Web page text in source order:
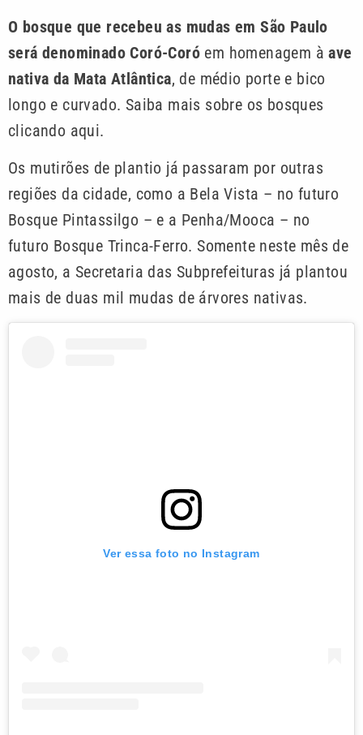
O bosque que recebeu as mudas em São Paulo
será denominado Coró-Coró em homenagem àave
nativa da Mata Atlântica, de médio porte e bico
longo e curvado. Saiba mais sobre os bosques
clicando aqui.
Os mutirões de plantio já passaram por outras
regiões da cidade, como a Bela Vista – no futuro
Bosque Pintassilgo – e a Penha/Mooca – no
futuro Bosque Trinca-Ferro. Somente neste mês de
agosto, a Secretaria das Subprefeituras já plantou
mais de duas mil mudas de árvores nativas.
Ver essa foto no Instagram